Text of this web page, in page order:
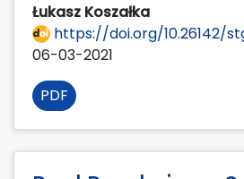
Łukasz Koszałka
https://doi.org/10.26142/
06-03-2021
PDF